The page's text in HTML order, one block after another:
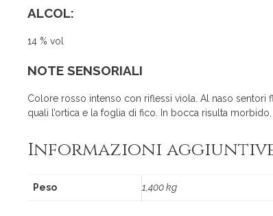
ALCOL:
14 % vol
NOTE SENSORIALI
Colore rosso intenso con riflessi viola. Al naso sentori
quali l’ortica e la foglia di fico. In bocca risulta
Informazioni
Peso 1,400 kg